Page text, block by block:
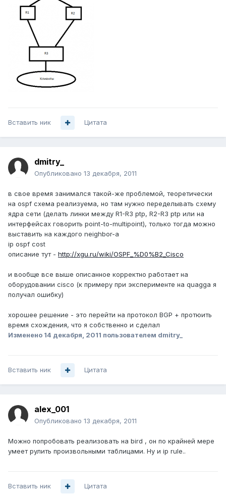
Вставить ник Цитата
dmitry_
Опубликовано 13 декабря, 2011
в свое время занимался такой-же проблемой, теоретически
на ospf схема реализуема, но там нужно переделывать схему
ядра сети (делать линки между R1-R3 ptp, R2-R3 ptp или на
интерфейсах говорить point-to-multipoint), только тогда можно
выставить на каждого neighbor-a
ip ospf cost
описание тут - http://xgu.ru/wiki/OSPF_%D0%B2_Cisco
и вообще все выше описанное корректно работает на
оборудовании cisco (к примеру при эксперименте на quagga я
получал ошибку)
хорошее решение - это перейти на протокол BGP + протюить
время схождения, что я собственно и сделал
Изменено 14 декабря, 2011 пользователем dmitry_
Вставить ник Цитата
alex_001
Опубликовано 13 декабря, 2011
Можно попробовать реализовать на bird , он по крайней мере
умеет рулить произвольными таблицами. Ну и ip rule..
Вставить ник Цитата